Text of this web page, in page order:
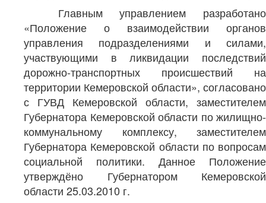
Главным управлением разработано
«Положение о взаимодействии органов
управления подразделениями и силами,
участвующими в ликвидации последствий
дорожно-транспортных происшествий на
территории Кемеровской области», согласовано
с ГУВД Кемеровской области, заместителем
Губернатора Кемеровской области по жилищно-
коммунальному комплексу, заместителем
Губернатора Кемеровской области по вопросам
социальной политики. Данное Положение
утверждёно Губернатором Кемеровской
области 25.03.2010 г.